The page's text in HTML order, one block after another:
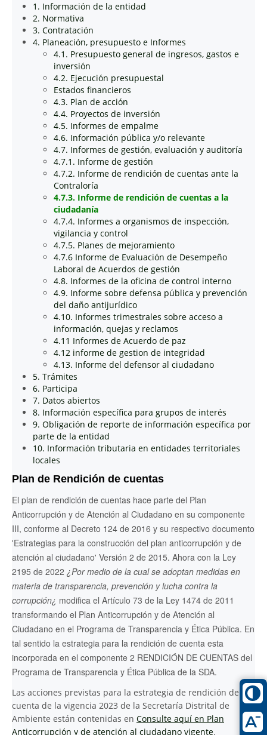
1. Información de la entidad
2. Normativa
3. Contratación
4. Planeación, presupuesto e Informes
4.1. Presupuesto general de ingresos, gastos e
inversión
4.2. Ejecución presupuestal
Estados financieros
4.3. Plan de acción
4.4. Proyectos de inversión
4.5. Informes de empalme
4.6. Información pública y/o relevante
4.7. Informes de gestión, evaluación y auditoría
4.7.1. Informe de gestión
4.7.2. Informe de rendición de cuentas ante la
Contraloría
4.7.3. Informe de rendición de cuentas a la
ciudadanía
4.7.4. Informes a organismos de inspección,
vigilancia y control
4.7.5. Planes de mejoramiento
4.7.6 Informe de Evaluación de Desempeño
Laboral de Acuerdos de gestión
4.8. Informes de la oficina de control interno
4.9. Informe sobre defensa pública y prevención
del daño antijurídico
4.10. Informes trimestrales sobre acceso a
información, quejas y reclamos
4.11 Informes de Acuerdo de paz
4.12 informe de gestion de integridad
4.13. Informe del defensor al ciudadano
5. Trámites
6. Participa
7. Datos abiertos
8. Información específica para grupos de interés
9. Obligación de reporte de información específica por
parte de la entidad
10. Información tributaria en entidades territoriales
locales
Plan de Rendición de cuentas
El plan de rendición de cuentas hace parte del Plan
Anticorrupción y de Atención al Ciudadano en su componente
III, conforme al Decreto 124 de 2016 y su respectivo documento
'Estrategias para la construcción del plan anticorrupción y de
atención al ciudadano' Versión 2 de 2015. Ahora con la Ley
2195 de 2022 ¿Por medio de la cual se adoptan medidas en
materia de transparencia, prevención y lucha contra la
corrupción¿ modifica el Artículo 73 de la Ley 1474 de 2011
transformando el Plan Anticorrupción y de Atención al
Ciudadano en el Programa de Transparencia y Ética Pública. En
tal sentido la estrategia para la rendición de cuenta esta
incorporada en el componente 2 RENDICIÓN DE CUENTAS del
Programa de Transparencia y Ética Pública de la SDA.
Las acciones previstas para la estrategia de rendición de
cuenta de la vigencia 2023 de la Secretaría Distrital de
Ambiente están contenidas en Consulte aquí en Plan
Anticorrupción y de atención al ciudadano vigente.